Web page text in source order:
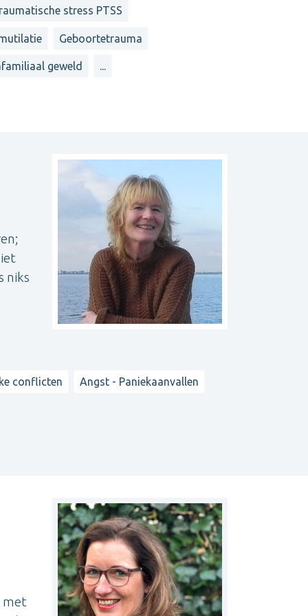
stress PTSS
Geboortetrauma
geweld ...
niks
conflicten Angst - Paniekaanvallen
met